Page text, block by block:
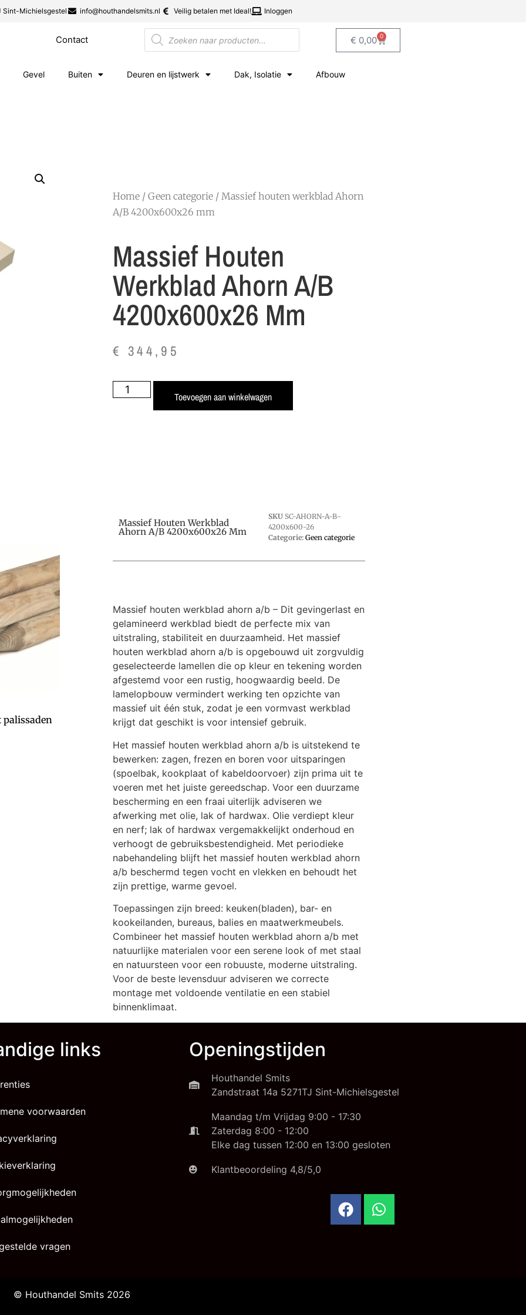
Sint-Michielsgestel info@houthandelsmits.nl Veilig betalen met Ideal! Inloggen
Contact € 0,00 0
Gevel Buiten Deuren en lijstwerk Dak, Isolatie Afbouw
Home / Geen categorie / Massief houten werkblad Ahorn
A/B 4200x600x26 mm
Massief Houten
Werkblad Ahorn A/B
4200x600x26 Mm
€ 344,95
Toevoegen aan winkelwagen
palissaden
Massief Houten Werkblad
Ahorn A/B 4200x600x26 Mm
SKU SC-AHORN-A-B-
4200x600-26
Categorie: Geen categorie
Massief houten werkblad ahorn a/b – Dit gevingerlast en
gelamineerd werkblad biedt de perfecte mix van
uitstraling, stabiliteit en duurzaamheid. Het massief
houten werkblad ahorn a/b is opgebouwd uit zorgvuldig
geselecteerde lamellen die op kleur en tekening worden
afgestemd voor een rustig, hoogwaardig beeld. De
lamelopbouw vermindert werking ten opzichte van
massief uit één stuk, zodat je een vormvast werkblad
krijgt dat geschikt is voor intensief gebruik.
Het massief houten werkblad ahorn a/b is uitstekend te
bewerken: zagen, frezen en boren voor uitsparingen
(spoelbak, kookplaat of kabeldoorvoer) zijn prima uit te
voeren met het juiste gereedschap. Voor een duurzame
bescherming en een fraai uiterlijk adviseren we
afwerking met olie, lak of hardwax. Olie verdiept kleur
en nerf; lak of hardwax vergemakkelijkt onderhoud en
verhoogt de gebruiksbestendigheid. Met periodieke
nabehandeling blijft het massief houten werkblad ahorn
a/b beschermd tegen vocht en vlekken en behoudt het
zijn prettige, warme gevoel.
Toepassingen zijn breed: keuken(bladen), bar- en
kookeilanden, bureaus, balies en maatwerkmeubels.
Combineer het massief houten werkblad ahorn a/b met
natuurlijke materialen voor een serene look of met staal
en natuursteen voor een robuuste, moderne uitstraling.
Voor de beste levensduur adviseren we correcte
montage met voldoende ventilatie en een stabiel
binnenklimaat.
links
voorwaarden
vragen
Openingstijden
Houthandel Smits
Zandstraat 14a 5271TJ Sint-Michielsgestel
Maandag t/m Vrijdag 9:00 - 17:30
Zaterdag 8:00 - 12:00
Elke dag tussen 12:00 en 13:00 gesloten
Klantbeoordeling 4,8/5,0
© Houthandel Smits 2026